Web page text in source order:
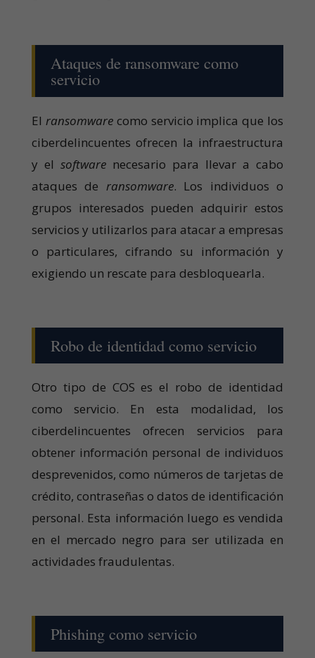
Ataques de ransomware como
servicio
El ransomwarecomo servicio implica que los
ciberdelincuentes ofrecen la infraestructura
y el softwarenecesario para llevar a cabo
ataques de ransomware. Los individuos o
grupos interesados pueden adquirir estos
servicios y utilizarlos para atacar a empresas
o particulares, cifrando su información y
exigiendo un rescate para desbloquearla.
Robo de identidad como servicio
Otro tipo de COS es el robo de identidad
como servicio. En esta modalidad, los
ciberdelincuentes ofrecen servicios para
obtener información personal de individuos
desprevenidos, como números de tarjetas de
crédito, contraseñas o datos de identificación
personal. Esta información luego es vendida
en el mercado negro para ser utilizada en
actividades fraudulentas.
Phishing como servicio